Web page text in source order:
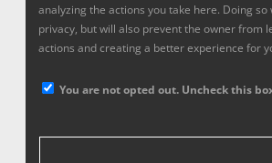
analyzing the actions you take here. Doing
privacy, but will also prevent the owner from
actions and creating a better experience for
You are not opted out. Uncheck this